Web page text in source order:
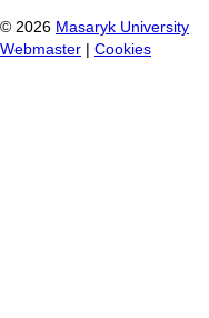
© 2026 Masaryk University
Webmaster
Cookies